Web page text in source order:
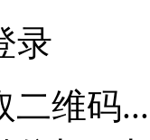
录
二维码...